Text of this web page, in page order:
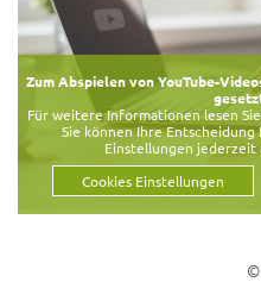
Zum Abspielen von YouTube-
Für weitere Informationen lesen
Sie können Ihre
Einstellungen
Cookies Einstellungen
©